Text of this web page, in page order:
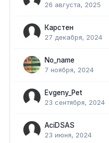
26 августа, 2025
Карстен
27 декабря, 2024
No_name
7 ноября, 2024
Evgeny_Pet
23 сентября, 2024
AciDSAS
23 июня, 2024